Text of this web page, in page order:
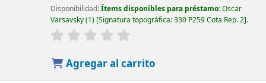
Disponibilidad:Ítems disponibles para préstamo:Oscar
Varsavsky(1) Signatura topográfica:330 P259 Cota Rep. 2 .
Agregar al carrito